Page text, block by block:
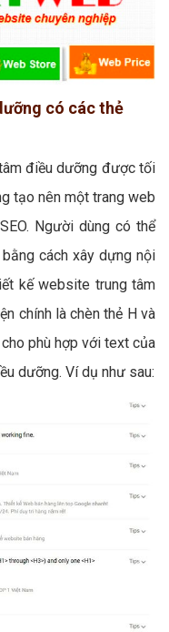
có các thẻ
điều dưỡng được tối
tạo nên một trang web
Người dùng có thể
cách xây dựng nội
kế website trung tâm
chính là chèn thẻ H và
phù hợp với text của
dưỡng. Ví dụ như sau: